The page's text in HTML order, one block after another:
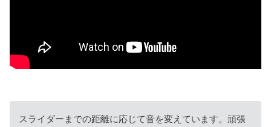
スライダーまでの距離に応じて音を変えています。頑張